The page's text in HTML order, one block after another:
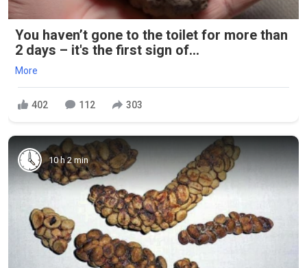
You haven’t gone to the toilet for more than
2 days – it's the first sign of...
More
402 112 303
10 h 2 min